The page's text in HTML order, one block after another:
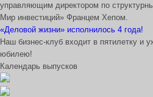
управляющим директором по
Мир инвестиций» Францем Хепом.
«Деловой жизни» исполнилось 4 года!
Наш бизнес-клуб входит в пятилетку и
юбилею!
Календарь выпусков